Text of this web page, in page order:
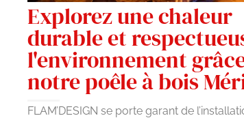
Explorez une chaleur
durable et
l'environnement
notre poêle à bois
FLAM’DESIGN se porte garant de